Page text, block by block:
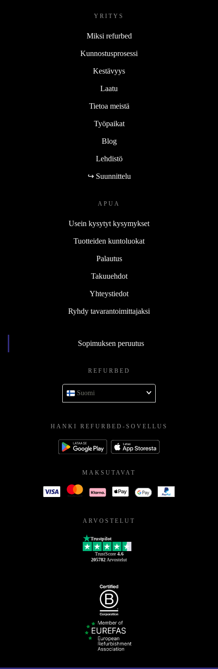
YRITYS
Miksi refurbed
Kunnostusprosessi
Kestävyys
Laatu
Tietoa meistä
Työpaikat
Blog
Lehdistö
↪ Suunnittelu
APUA
Usein kysytyt kysymykset
Tuotteiden kuntoluokat
Palautus
Takuuehdot
Yhteystiedot
Ryhdy tavarantoimittajaksi
Sopimuksen peruutus
REFURBED
Suomi
HANKI REFURBED-SOVELLUS
MAKSUTAVAT
ARVOSTELUT
Trustpilot
TrustScore 4.6
205782 Arvostelut